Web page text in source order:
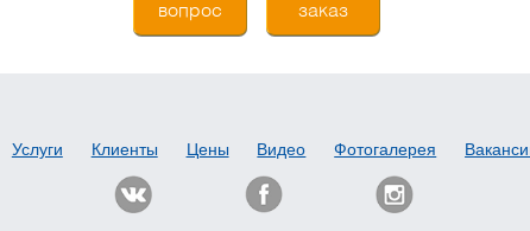
вопрос
заказ
Услуги Клиенты Цены Видео Фотогалерея